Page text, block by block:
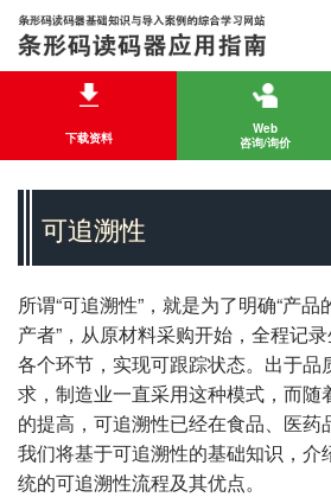
下载资料
Web
咨询/询价
可追溯性
所谓“可追溯性”，就是为了明确“产
产者”，从原材料采购开始，全程记
各个环节，实现可跟踪状态。出于品
求，制造业一直采用这种模式，而随
的提高，可追溯性已经在食品、医药
我们将基于可追溯性的基础知识，介
统的可追溯性流程及其优点。